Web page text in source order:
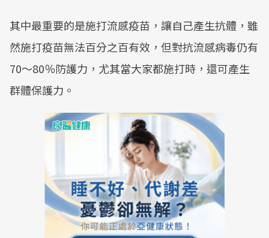
其中最重要的是施打流感疫苗，讓自己產生抗體，雖
然施打疫苗無法百分之百有效，但對抗流感病毒仍有
70～80％防護力，尤其當大家都施打時，還可產生
群體保護力。